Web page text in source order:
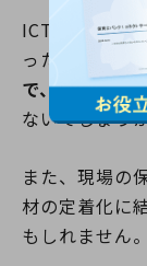
ICTシステム
った作業をデ
で、残業代の
ないでしょう
また、現場の
材の定着化に
もしれません。